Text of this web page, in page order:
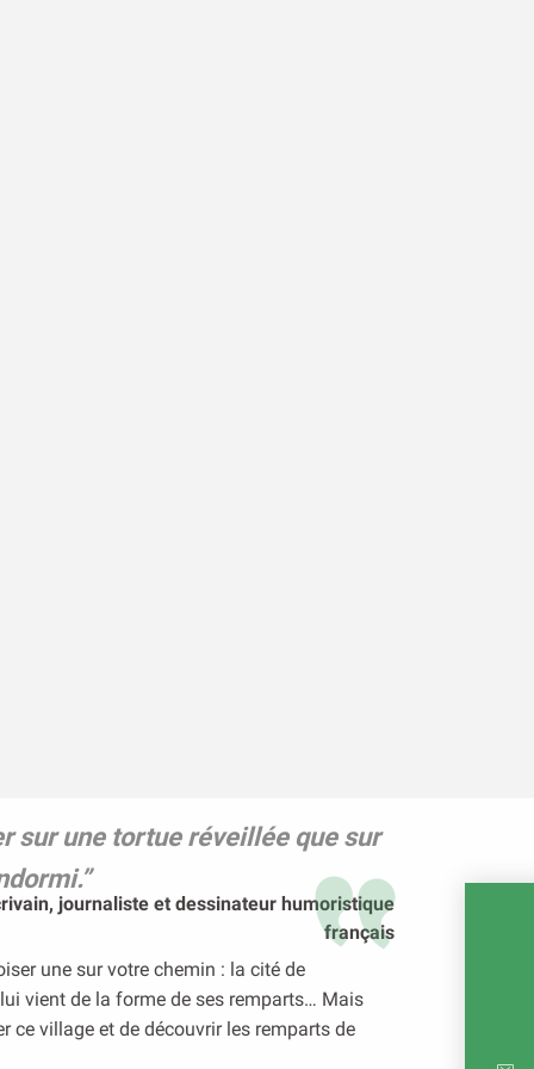
sur une tortue réveillée que sur
journaliste et dessinateur humoristique
français
une sur votre chemin : la cité de
vient de la forme de ses remparts… Mais
ce village et de découvrir les remparts de